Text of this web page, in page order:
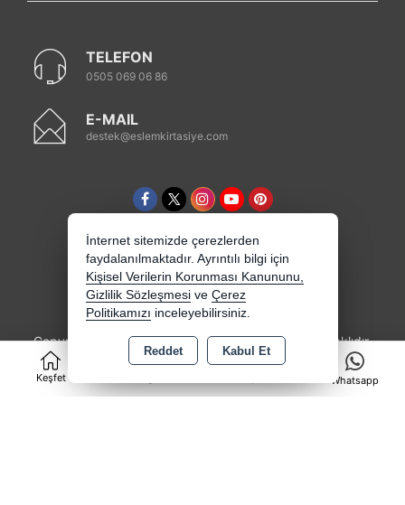
Keşfet
0
Whatsapp
TELEFON
0505 069 06 86
E-MAIL
destek@eslemkirtasiye.com
Copyright 2026 eslemkirtasiye.com - Tüm hakları saklıdır.
Kredi kartı bilgileriniz 256bit SSL sertifikası ile
korunmaktadır.
İnternet sitemizde çerezlerden
faydalanılmaktadır. Ayrıntılı bilgi için
Kişisel Verilerin Korunması Kanununu,
Gizlilik Sözleşmesi ve Çerez
Politikamızı inceleyebilirsiniz.
Reddet Kabul Et